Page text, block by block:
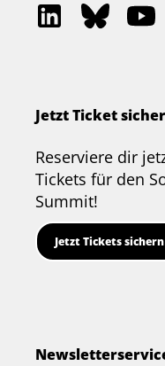
Software
Architecture
Software
Jetzt Ticket
Reserviere dir
Tickets für den
Summit!
Jetzt Tickets sichern